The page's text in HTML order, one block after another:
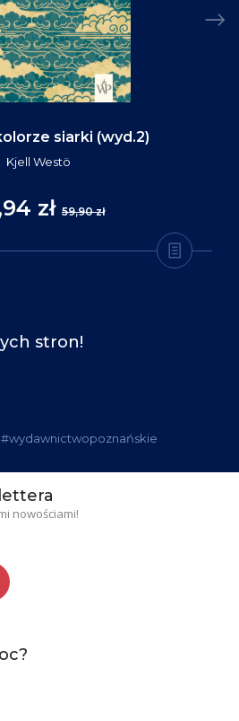
siarki (wyd.2)
Kjell Westö
zł 59,90 zł
stron!
#wydawnictwopoznańskie
nowościami!